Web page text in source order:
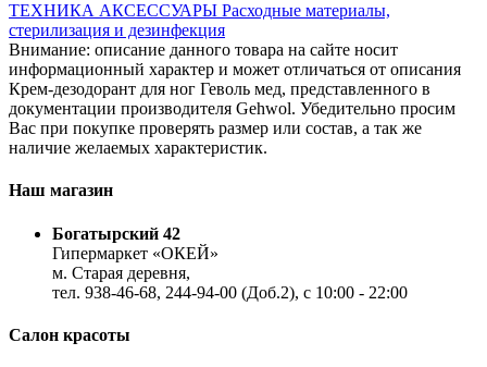
ТЕХНИКА АКСЕССУАРЫ Расходные материалы,
стерилизация и дезинфекция
Внимание: описание данного товара на сайте носит
информационный характер и может отличаться от описания
Крем-дезодорант для ног Геволь мед, представленного в
документации производителя Gehwol. Убедительно просим
Вас при покупке проверять размер или состав, а так же
наличие желаемых характеристик.
Наш магазин
Богатырский 42
Гипермаркет «ОКЕЙ»
м. Старая деревня,
тел. 938-46-68, 244-94-00 (Доб.2), c 10:00 - 22:00
Салон красоты